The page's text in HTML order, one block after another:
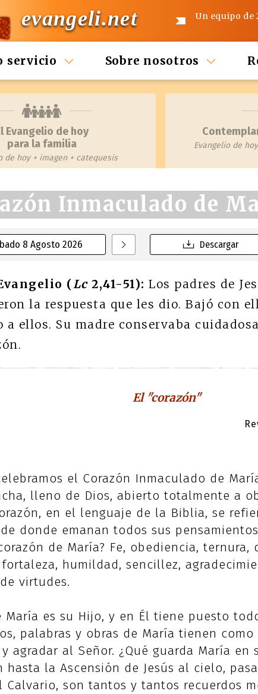
evangeli.net Un equipo de
servicio Sobre nosotros
Evangelio de hoy
para la familia
de hoy + imagen + catequesis
Evangelio de
8 Agosto 2026
Inmaculado de
Descargar
(Lc2,41-51): Los padres de
la respuesta que les dio. Bajó con
ellos. Su madre conservaba
El "corazón"
el Corazón Inmaculado de
lleno de Dios, abierto totalmente a
en el lenguaje de la Biblia, se
donde emanan todos sus
de María? Fe, obediencia,
humildad, sencillez,
virtudes.
María es su Hijo, y en Él tiene puesto
palabras y obras de María tienen
agradar al Señor. ¿Qué guarda María en
hasta la Ascensión de Jesús al cielo,
Calvario, son tantos y tantos recuerdos